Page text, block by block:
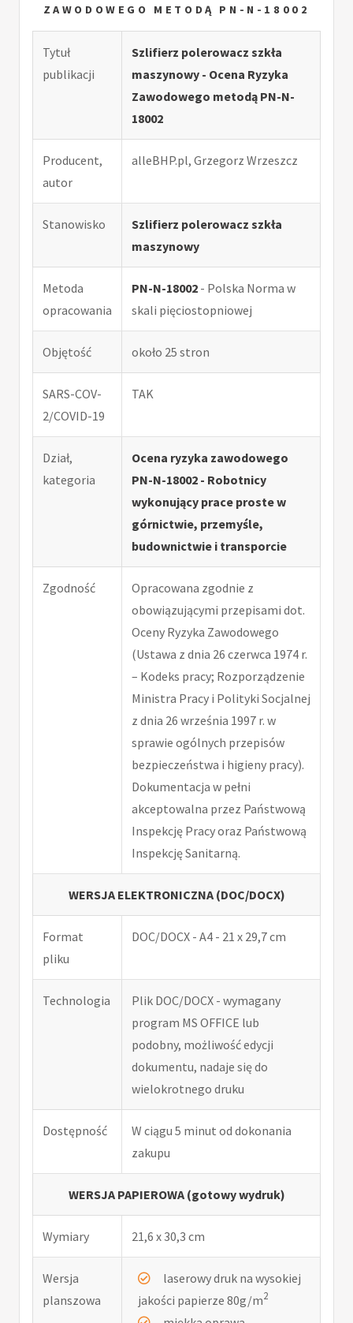
ZAWODOWEGO METODĄ PN-N-18002
Tytuł
publikacji
Szlifierz polerowacz szkła
maszynowy - Ocena Ryzyka
Zawodowego metodą PN-N-
18002
Producent,
autor
alleBHP.pl, Grzegorz Wrzeszcz
Stanowisko
Szlifierz polerowacz szkła
maszynowy
Metoda
opracowania
PN-N-18002 - Polska Norma w
skali pięciostopniowej
Objętość około 25 stron
SARS-COV-
2/COVID-19
TAK
Dział,
kategoria
Ocena ryzyka zawodowego
PN-N-18002 - Robotnicy
wykonujący prace proste w
górnictwie, przemyśle,
budownictwie i transporcie
Zgodność
Opracowana zgodnie z
obowiązującymi przepisami dot.
Oceny Ryzyka Zawodowego
(Ustawa z dnia 26 czerwca 1974 r.
– Kodeks pracy; Rozporządzenie
Ministra Pracy i Polityki Socjalnej
z dnia 26 września 1997 r. w
sprawie ogólnych przepisów
bezpieczeństwa i higieny pracy).
Dokumentacja w pełni
akceptowalna przez Państwową
Inspekcję Pracy oraz Państwową
Inspekcję Sanitarną.
WERSJA ELEKTRONICZNA (DOC/DOCX)
Format
pliku
DOC/DOCX - A4 - 21 x 29,7 cm
Technologia
Plik DOC/DOCX - wymagany
program MS OFFICE lub
podobny, możliwość edycji
dokumentu, nadaje się do
wielokrotnego druku
Dostępność
W ciągu 5 minut od dokonania
zakupu
WERSJA PAPIEROWA (gotowy wydruk)
Wymiary 21,6 x 30,3 cm
Wersja
planszowa
laserowy druk na wysokiej
jakości papierze 80g/m2